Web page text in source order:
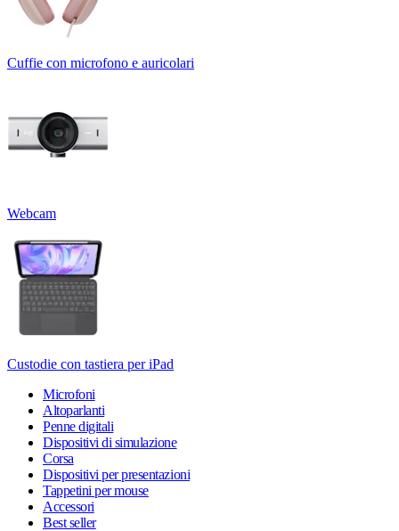
Cuffie con microfono e auricolari
Webcam
Custodie con tastiera per iPad
Microfoni
Altoparlanti
Penne digitali
Dispositivi di simulazione
Corsa
Dispositivi per presentazioni
Tappetini per mouse
Accessori
Best seller